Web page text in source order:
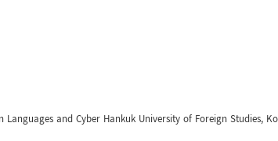
and Cyber Hankuk University of Foreign Studies,